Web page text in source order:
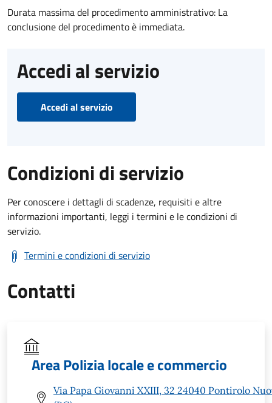
Durata massima del procedimento amministrativo: La
conclusione del procedimento è immediata.
Accedi al servizio
Accedi al servizio
Condizioni di servizio
Per conoscere i dettagli di scadenze, requisiti e altre
informazioni importanti, leggi i termini e le condizioni di
servizio.
Termini e condizioni di servizio
Contatti
Area Polizia locale e commercio
Via Papa Giovanni XXIII, 32 24040 Pontirolo